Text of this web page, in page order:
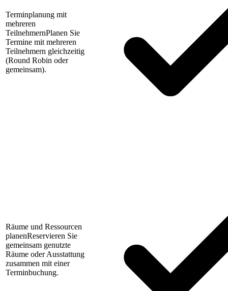
Terminplanung mit
mehreren
TeilnehmernPlanen Sie
Termine mit mehreren
Teilnehmern gleichzeitig
(Round Robin oder
gemeinsam).
Räume und Ressourcen
planenReservieren Sie
gemeinsam genutzte
Räume oder Ausstattung
zusammen mit einer
Terminbuchung.